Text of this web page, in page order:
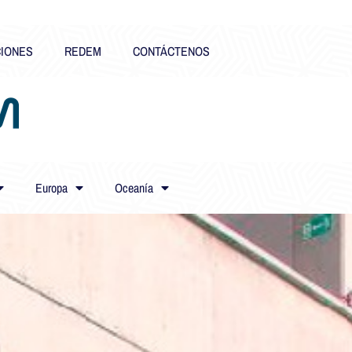
REDEM CONTÁCTENOS
Europa Oceanía